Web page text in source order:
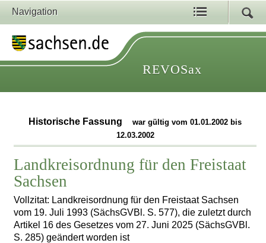
Navigation
REVOSax
Historische Fassung
war gültig vom 01.01.2002 bis
12.03.2002
Landkreisordnung für den Freistaat
Sachsen
Vollzitat: Landkreisordnung für den Freistaat Sachsen
vom 19. Juli 1993 (SächsGVBl. S. 577), die zuletzt durch
Artikel 16 des Gesetzes vom 27. Juni 2025 (SächsGVBl.
S. 285) geändert worden ist